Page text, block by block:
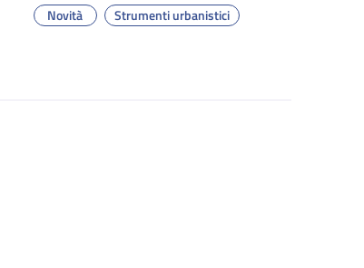
Novità
Strumenti urbanistici